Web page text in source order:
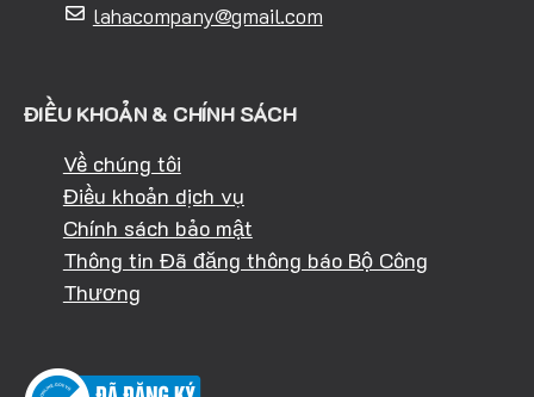
lahacompany@gmail.com
ĐIỀU KHOẢN & CHÍNH SÁCH
Về chúng tôi
Điều khoản dịch vụ
Chính sách bảo mật
Thông tin Đã đăng thông báo Bộ Công
Thương